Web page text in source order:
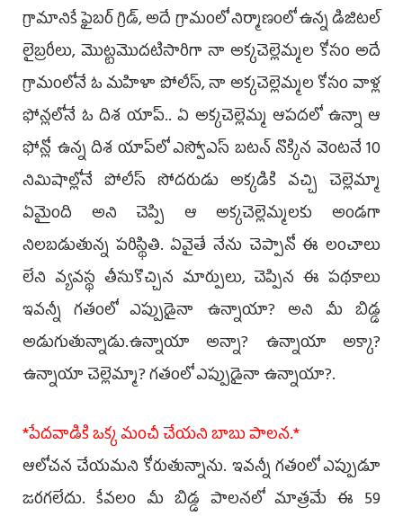
గ్రామానికే ఫైబర్ గ్రిడ్, అదే గ్రామంలో నిర్మాణంలో ఉన్న డిజిటల్
లైబ్రరీలు, మొట్టమొదటిసారిగా నా అక్కచెల్లెమ్మల కోసం అదే
గ్రామంలోనే ఓ మహిళా పోలీస్, నా అక్కచెల్లెమ్మల కోసం వాళ్ల
ఫోన్లలోనే ఓ దిశ యాప్.. ఏ అక్కచెల్లెమ్మ ఆపదలో ఉన్నా ఆ
ఫోన్లో ఉన్న దిశ యాప్‌లో ఎస్వోఎస్ బటన్ నొక్కిన వెంటనే 10
నిమిషాల్లోనే పోలీస్ సోదరుడు అక్కడికి వచ్చి చెల్లెమ్మా
ఏమైంది అని చెప్పి ఆ అక్కచెల్లెమ్మలకు అండగా
నిలబడుతున్న పరిస్థితి. ఏవైతే నేను చెప్పానో ఈ లంచాలు
లేని వ్యవస్థ తీసుకొచ్చిన మార్పులు, చెప్పిన ఈ పథకాలు
ఇవన్నీ గతంలో ఎప్పుడైనా ఉన్నాయా? అని మీ బిడ్డ
అడుగుతున్నాడు.ఉన్నాయా అన్నా? ఉన్నాయా అక్కా?
ఉన్నాయా చెల్లెమ్మా? గతంలో ఎప్పుడైనా ఉన్నాయా?.
*పేదవాడికి ఒక్క మంచీ చేయని బాబు పాలన.*
ఆలోచన చేయమని కోరుతున్నాను. ఇవన్నీ గతంలో ఎప్పుడూ
జరగలేదు. కేవలం మీ బిడ్డ పాలనలో మాత్రమే ఈ 59